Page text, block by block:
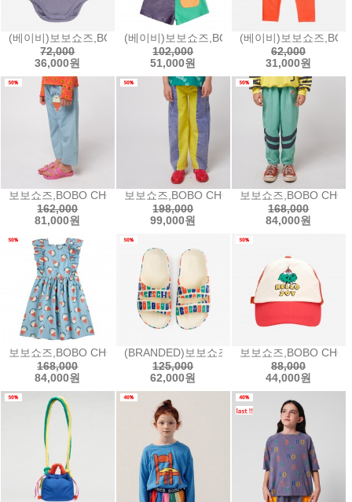
(베이비)보보쇼즈,BOBO CHOSES Hug Me Bear body허그미 베어
72,000
36,000원
(베이비)보보쇼즈,BOBO CHOSES Color
102,000
51,000원
(베이비)보보쇼즈
62,000
31,000원
보보쇼즈,BOBO CHOSES Morning Egg light denim pants모닝에그
162,000
81,000원
보보쇼즈,BOBO CHOSES Color block
198,000
99,000원
보보쇼즈,BOBO
168,000
84,000원
보보쇼즈,BOBO CHOSES Morning Egg all over ruffle dress모닝에
168,000
84,000원
(BRANDED)보보쇼즈x모세스,BOBO
125,000
62,000원
보보쇼즈,BOBO
88,000
44,000원